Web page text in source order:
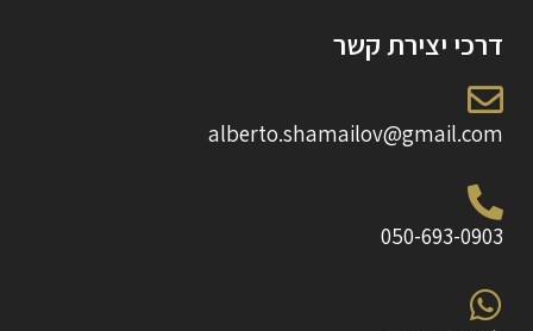
דרכי יצירת קשר
alberto.shamailov@gmail.com
050-693-0903